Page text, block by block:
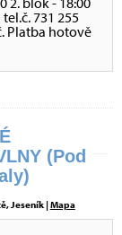
731 255
Platba hotově
(Pod
Jeseník |Mapa